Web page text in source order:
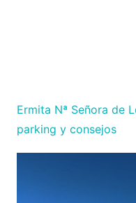
Ermita Nª Señora de
parking y consejos